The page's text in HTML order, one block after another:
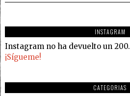
INSTAGRAM
Instagram no ha devuelto un 200.
¡Sígueme!
CATEGORIAS